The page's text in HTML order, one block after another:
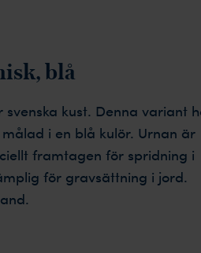
blå
kust. Denna variant
i en blå kulör. Urnan är
framtagen för spridning i
för gravsättning i jord.